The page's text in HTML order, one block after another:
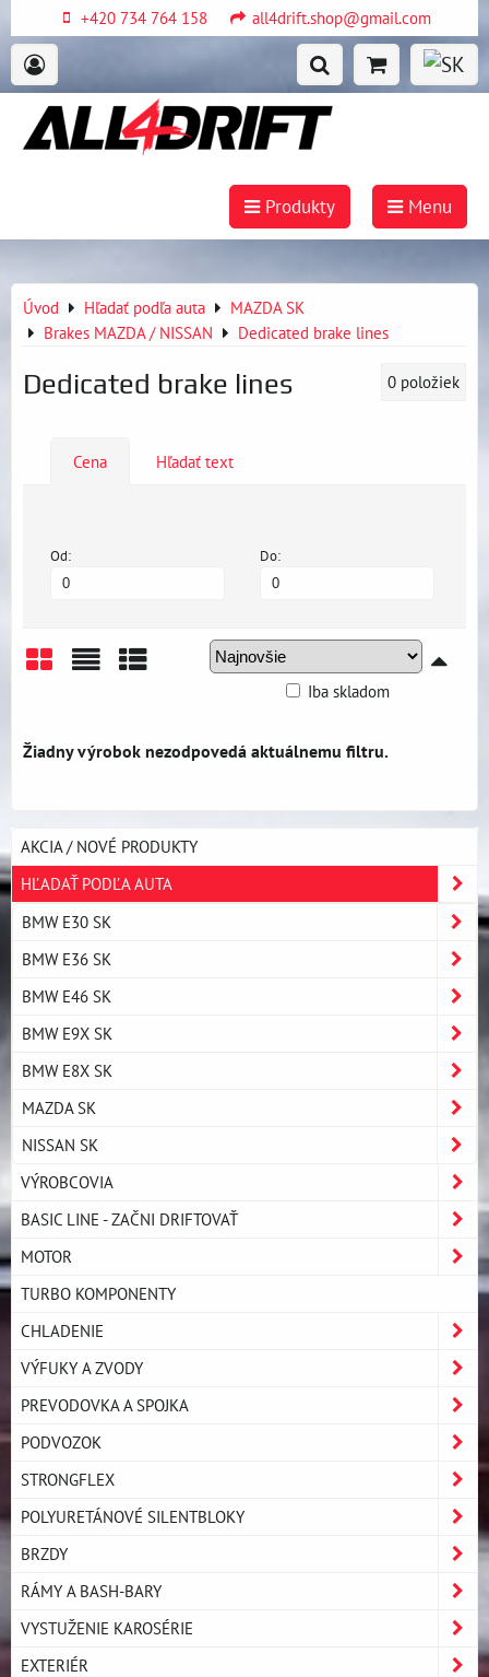
+420 734 764 158 all4drift.shop@gmail.com
Produkty Menu
Úvod Hľadať podľa auta
MAZDA SK
Brakes MAZDA / NISSAN
Dedicated brake lines
Dedicated brake lines 0 položiek
Cena Hľadať text
Od: Do:
Iba skladom
AKCIA / NOVÉ PRODUKTY
HĽADAŤ PODĽA AUTA
BMW E30 SK
BMW E36 SK
BMW E46 SK
BMW E9X SK
BMW E8X SK
MAZDA SK
NISSAN SK
VÝROBCOVIA
BASIC LINE - ZAČNI DRIFTOVAŤ
MOTOR
TURBO KOMPONENTY
CHLADENIE
VÝFUKY A ZVODY
PREVODOVKA A SPOJKA
PODVOZOK
STRONGFLEX
POLYURETÁNOVÉ SILENTBLOKY
BRZDY
RÁMY A BASH-BARY
VYSTUŽENIE KAROSÉRIE
EXTERIÉR